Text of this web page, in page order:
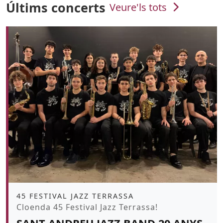
Últims concerts Veure'ls tots
Àmbit
45 FESTIVAL JAZZ TERRASSA
Promoció
Cloenda 45 Festival Jazz Terrassa!